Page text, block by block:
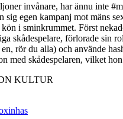
invånare, har ännu inte
sig egen kampanj mot mäns
i sminkrummet. Först
skådespelare, förlorade sin
rör du alla) och använde
med skådespelaren, vilket
KULTUR